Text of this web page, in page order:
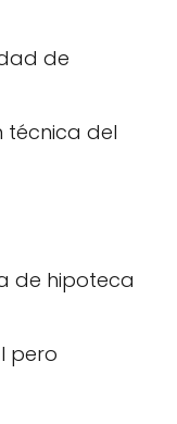
de
técnica del
de hipoteca
pero